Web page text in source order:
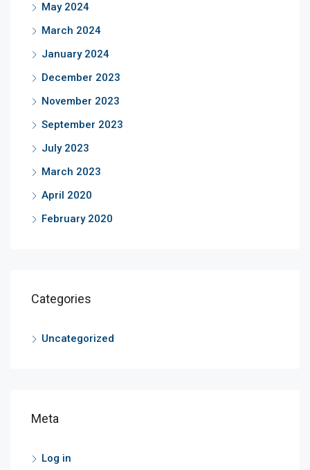
May 2024
March 2024
January 2024
December 2023
November 2023
September 2023
July 2023
March 2023
April 2020
February 2020
Categories
Uncategorized
Meta
Log in